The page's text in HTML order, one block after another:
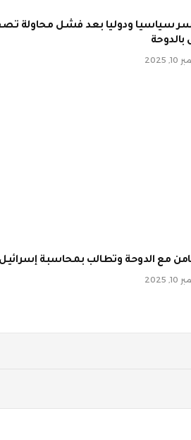
سياسيا ودوليا بعد فشل محاولة
2025
مع الدوحة وتطالب بمحاسبة إسرائيل
2025